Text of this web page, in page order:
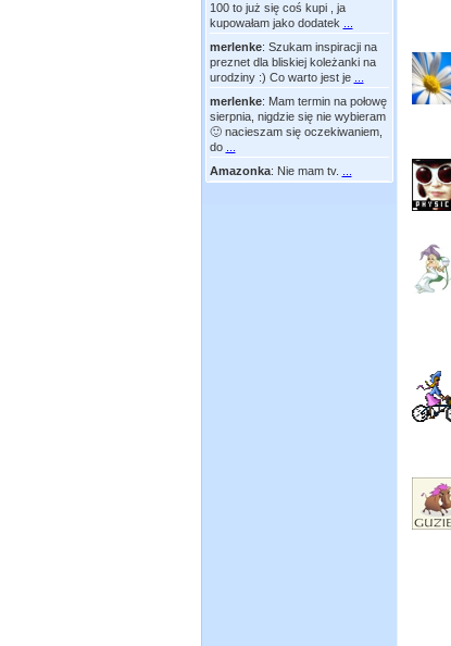
100 to już się coś kupi , ja
kupowałam jako dodatek
merlenke: Szukam inspiracji na
preznet dla bliskiej koleżanki na
urodziny :) Co warto jest je
merlenke: Mam termin na połowę
sierpnia, nigdzie się nie wybieram
🙂 nacieszam się oczekiwaniem,
do
Amazonka: Nie mam tv.